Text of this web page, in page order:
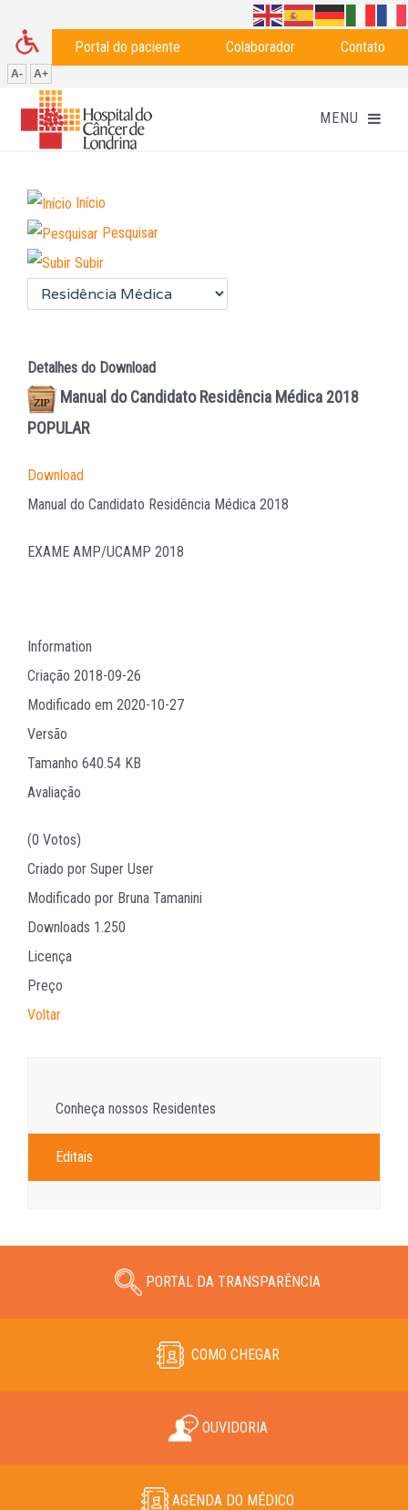
Portal do paciente Colaborador Contato
A- A+
Início
Pesquisar
Subir
Detalhes do Download
Manual do Candidato Residência Médica 2018
POPULAR
Download
Manual do Candidato Residência Médica 2018
EXAME AMP/UCAMP 2018
Information
Criação 2018-09-26
Modificado em 2020-10-27
Versão
Tamanho 640.54 KB
Avaliação
(0 Votos)
Criado por Super User
Modificado por Bruna Tamanini
Downloads 1.250
Licença
Preço
Voltar
Conheça nossos Residentes
Editais
PORTAL DA TRANSPARÊNCIA
COMO CHEGAR
OUVIDORIA
AGENDA DO MÉDICO